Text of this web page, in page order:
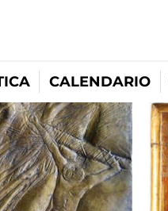
CALENDARIO